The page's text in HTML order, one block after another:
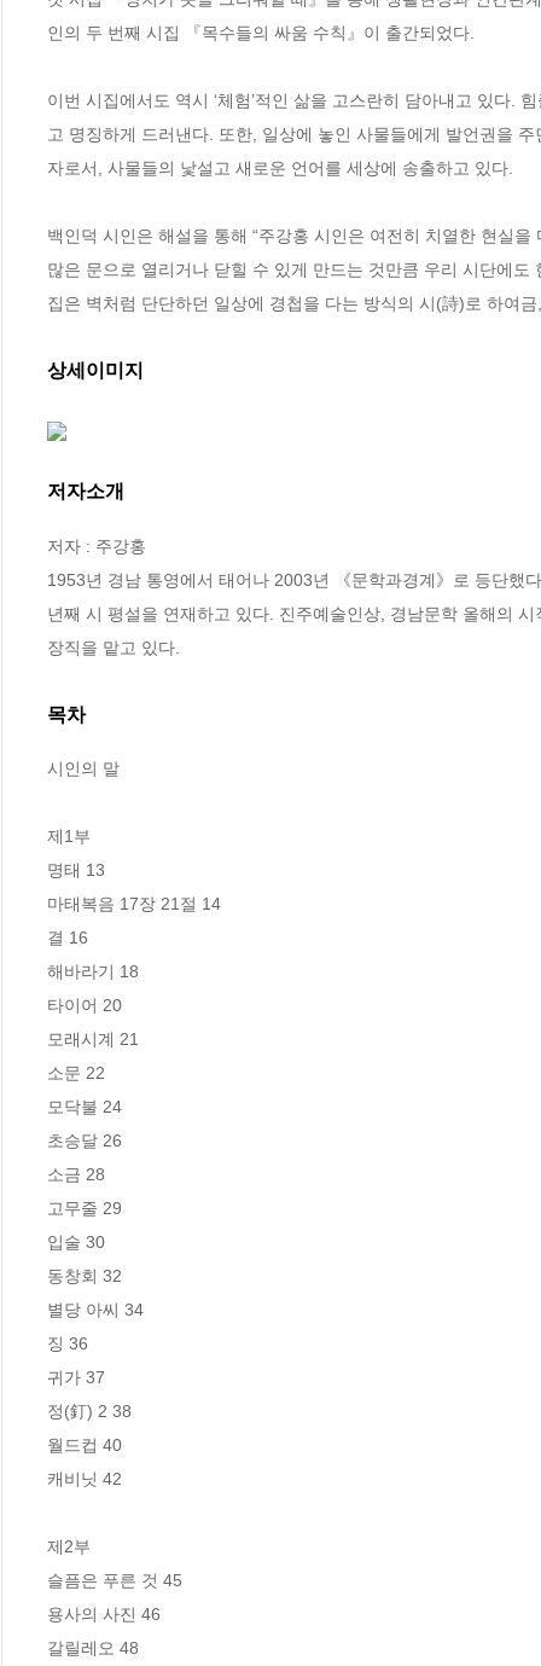
인의 두 번째 시집 『목수들의 싸움 수칙』이 출간되었다.
이번 시집에서도 역시 ‘체험’적인 삶을 고스란히 담아내고 있다.
고 명징하게 드러낸다. 또한, 일상에 놓인 사물들에게 발언권을
자로서, 사물들의 낯설고 새로운 언어를 세상에 송출하고 있다.
백인덕 시인은 해설을 통해 “주강홍 시인은 여전히 치열한 현실을
많은 문으로 열리거나 닫힐 수 있게 만드는 것만큼 우리 시단에도
집은 벽처럼 단단하던 일상에 경첩을 다는 방식의 시(詩)로 하여
상세이미지
저자소개
저자 : 주강홍
1953년 경남 통영에서 태어나 2003년 《문학과경계》로 등단했
년째 시 평설을 연재하고 있다. 진주예술인상, 경남문학 올해의
장직을 맡고 있다.
목차
시인의 말
제1부
명태 13
마태복음 17장 21절 14
결 16
해바라기 18
타이어 20
모래시계 21
소문 22
모닥불 24
초승달 26
소금 28
고무줄 29
입술 30
동창회 32
별당 아씨 34
징 36
귀가 37
정(釘) 2 38
월드컵 40
캐비닛 42
제2부
슬픔은 푸른 것 45
용사의 사진 46
갈릴레오 48